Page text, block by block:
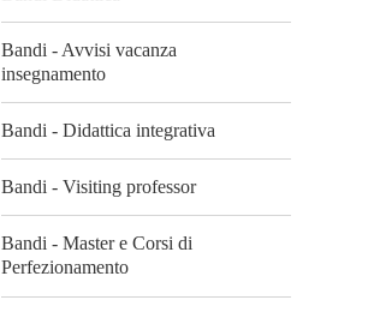
Bandi - Avvisi vacanza
insegnamento
Bandi - Didattica integrativa
Bandi - Visiting professor
Bandi - Master e Corsi di
Perfezionamento